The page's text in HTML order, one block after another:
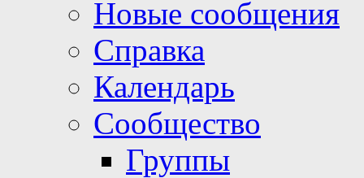
Новые сообщения
Справка
Календарь
Сообщество
Группы